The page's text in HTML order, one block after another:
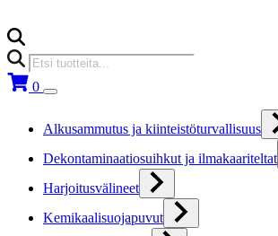
Products
search
0
Alkusammutus ja kiinteistöturvallisuus
Dekontaminaatiosuihkut ja ilmakaariteltat
Harjoitusvälineet
Kemikaalisuojapuvut